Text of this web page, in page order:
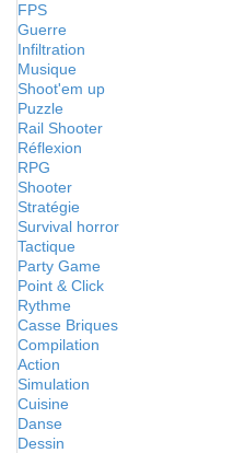
FPS
Guerre
Infiltration
Musique
Shoot'em up
Puzzle
Rail Shooter
Réflexion
RPG
Shooter
Stratégie
Survival horror
Tactique
Party Game
Point & Click
Rythme
Casse Briques
Compilation
Action
Simulation
Cuisine
Danse
Dessin